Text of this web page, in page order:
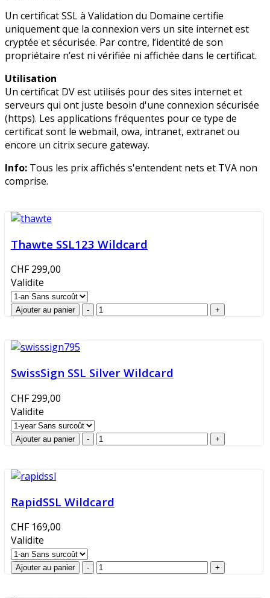
Un certificat SSL à Validation du Domaine certifie
uniquement que la connexion vers un site internet est
cryptée et sécurisée. Par contre, l’identité de son
propriétaire n’est ni vérifiée ni affichée dans le certificat.
Utilisation
Un certificat DV est utilisés pour des sites internet et
serveurs qui ont juste besoin d'une connexion sécurisée
(https). Les applications fréquentes pour ce type de
certificat sont le webmail, owa, intranet, extranet ou
encore un citrix secure gateway.
Info: Tous les prix affichés s'entendent nets et TVA non
comprise.
Thawte SSL123 Wildcard
CHF 299,00
Validite
SwissSign SSL Silver Wildcard
CHF 299,00
Validite
RapidSSL Wildcard
CHF 169,00
Validite